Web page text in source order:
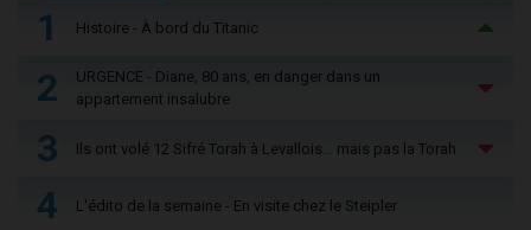
1 Histoire - À bord du Titanic
2
URGENCE - Diane, 80 ans, en danger dans un
appartement insalubre
3 Ils ont volé 12 Sifré Torah à Levallois… mais pas la Torah
4 L'édito de la semaine - En visite chez le Steipler